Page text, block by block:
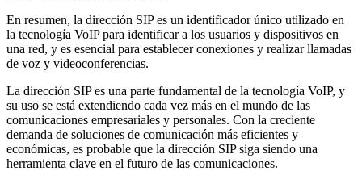
En resumen, la dirección SIP es un identificador único utilizado en
la tecnología VoIP para identificar a los usuarios y dispositivos en
una red, y es esencial para establecer conexiones y realizar llamadas
de voz y videoconferencias.
La dirección SIP es una parte fundamental de la tecnología VoIP, y
su uso se está extendiendo cada vez más en el mundo de las
comunicaciones empresariales y personales. Con la creciente
demanda de soluciones de comunicación más eficientes y
económicas, es probable que la dirección SIP siga siendo una
herramienta clave en el futuro de las comunicaciones.